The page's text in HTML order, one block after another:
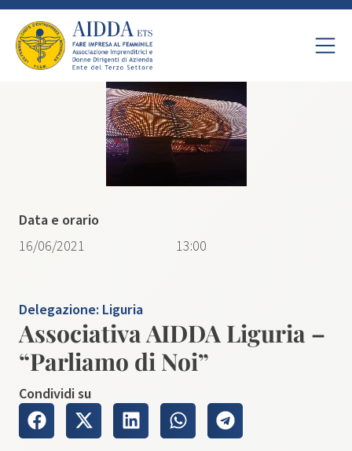
Delegazione: Liguria
Associativa AIDDA Liguria –
“Parliamo di Noi”
Condividi su
Data e orario
16/06/2021
13:00